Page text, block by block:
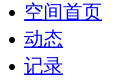
空间首页
动态
记录